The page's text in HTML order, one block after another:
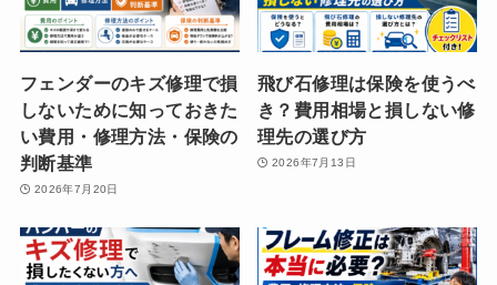
フェンダーのキズ修理で損
しないために知っておきた
い費用・修理方法・保険の
判断基準
2026年7月20日
飛び石修理は保険を使うべ
き？費用相場と損しない修
理先の選び方
2026年7月13日